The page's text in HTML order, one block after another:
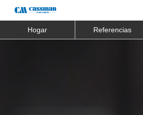
Hogar Referencias